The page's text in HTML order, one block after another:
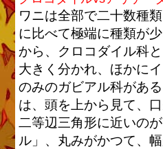
ワニは全部で二十数種
に比べて極端に種類が
から、クロコダイル科
大きく分かれ、ほかに
のみのガビアル科があ
は、頭を上から見て、
二等辺三角形に近いの
ル」、丸みがかつて、